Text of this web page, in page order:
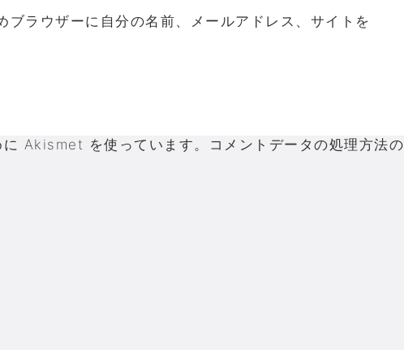
ブラウザーに自分の名前、メールアドレス、サイトを
Akismet を使っています。
コメントデータの処理方法の